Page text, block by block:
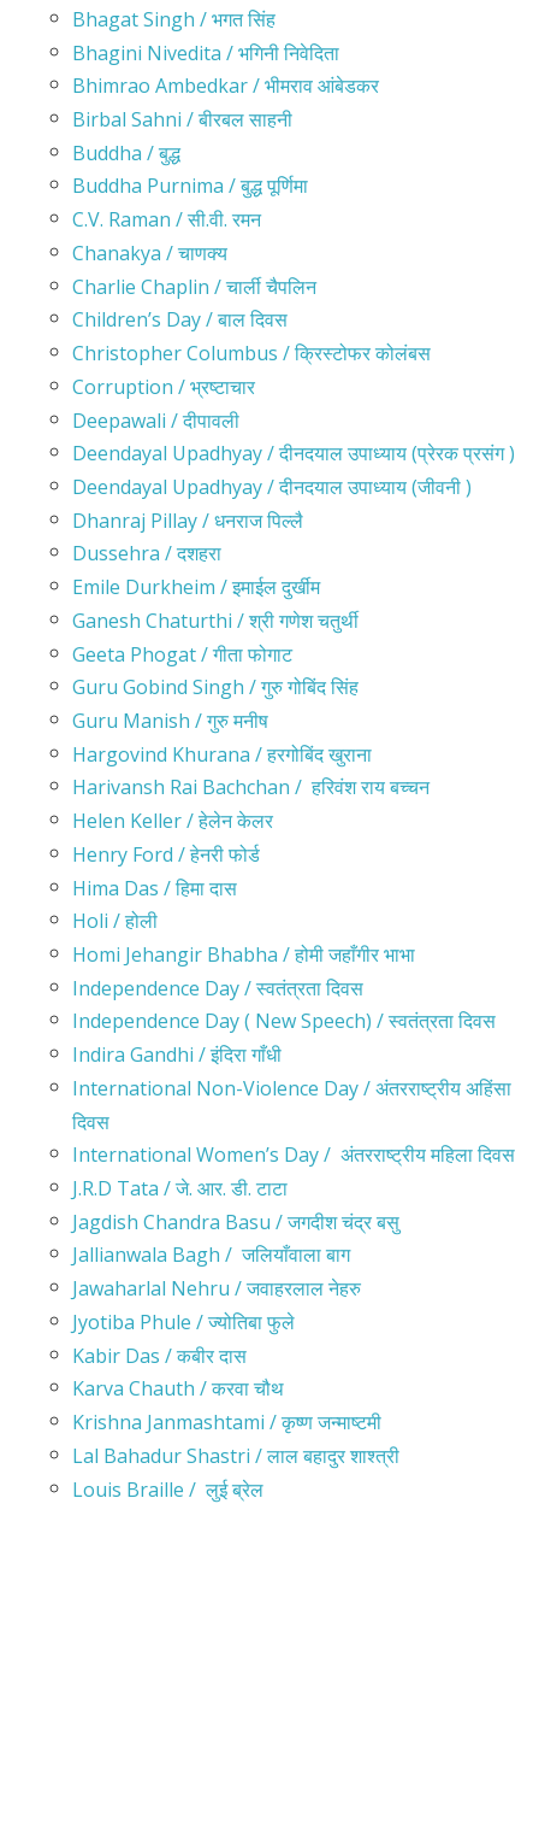
Bhagat Singh / भगत सिंह
Bhagini Nivedita / भगिनी निवेदिता
Bhimrao Ambedkar / भीमराव आंबेडकर
Birbal Sahni / बीरबल साहनी
Buddha / बुद्ध
Buddha Purnima / बुद्ध पूर्णिमा
C.V. Raman / सी.वी. रमन
Chanakya / चाणक्य
Charlie Chaplin / चार्ली चैपलिन
Children’s Day / बाल दिवस
Christopher Columbus / क्रिस्टोफर कोलंबस
Corruption / भ्रष्टाचार
Deepawali / दीपावली
Deendayal Upadhyay / दीनदयाल उपाध्याय (प्रेरक प्रसंग )
Deendayal Upadhyay / दीनदयाल उपाध्याय (जीवनी )
Dhanraj Pillay / धनराज पिल्लै
Dussehra / दशहरा
Emile Durkheim / इमाईल दुर्खीम
Ganesh Chaturthi / श्री गणेश चतुर्थी
Geeta Phogat / गीता फोगाट
Guru Gobind Singh / गुरु गोबिंद सिंह
Guru Manish / गुरु मनीष
Hargovind Khurana / हरगोबिंद खुराना
Harivansh Rai Bachchan / हरिवंश राय बच्चन
Helen Keller / हेलेन केलर
Henry Ford / हेनरी फोर्ड
Hima Das / हिमा दास
Holi / होली
Homi Jehangir Bhabha / होमी जहाँगीर भाभा
Independence Day / स्वतंत्रता दिवस
Independence Day ( New Speech) / स्वतंत्रता दिवस
Indira Gandhi / इंदिरा गाँधी
International Non-Violence Day / अंतरराष्ट्रीय अहिंसा
दिवस
International Women’s Day / अंतरराष्ट्रीय महिला दिवस
J.R.D Tata / जे. आर. डी. टाटा
Jagdish Chandra Basu / जगदीश चंद्र बसु
Jallianwala Bagh / जलियाँवाला बाग
Jawaharlal Nehru / जवाहरलाल नेहरु
Jyotiba Phule / ज्योतिबा फुले
Kabir Das / कबीर दास
Karva Chauth / करवा चौथ
Krishna Janmashtami / कृष्ण जन्माष्टमी
Lal Bahadur Shastri / लाल बहादुर शाश्त्री
Louis Braille / लुई ब्रेल